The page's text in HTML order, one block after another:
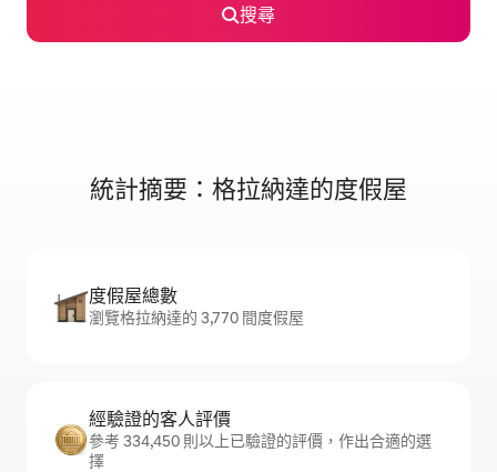
搜尋
統計摘要：格拉納達的度假屋
度假屋總數
瀏覽格拉納達的 3,770 間度假屋
經驗證的客人評價
參考 334,450 則以上已驗證的評價，作出合適的選
擇